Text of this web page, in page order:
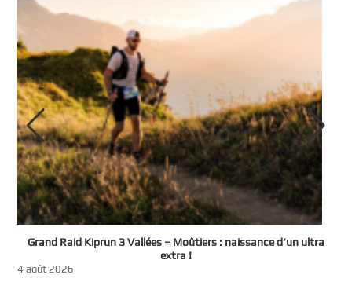
Grand Raid Kiprun 3 Vallées – Moûtiers : naissance d’un ultra
extra !
4 août 2026